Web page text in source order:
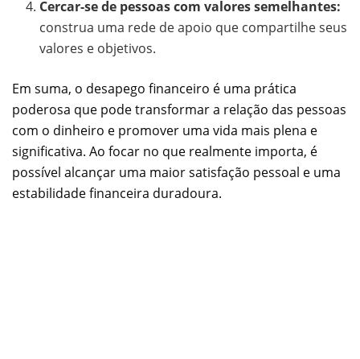
Cercar-se de pessoas com valores semelhantes:
construa uma rede de apoio que compartilhe seus
valores e objetivos.
Em suma, o desapego financeiro é uma prática
poderosa que pode transformar a relação das pessoas
com o dinheiro e promover uma vida mais plena e
significativa. Ao focar no que realmente importa, é
possível alcançar uma maior satisfação pessoal e uma
estabilidade financeira duradoura.